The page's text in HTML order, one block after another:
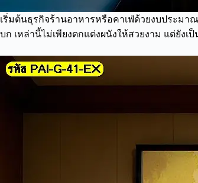
เริ่มต้นธุรกิจร้านอาหารหรือคาเฟ่ด้วยงบประมา
บก เหล่านี้ไม่เพียงตกแต่งผนังให้สวยงาม แต่ยัง